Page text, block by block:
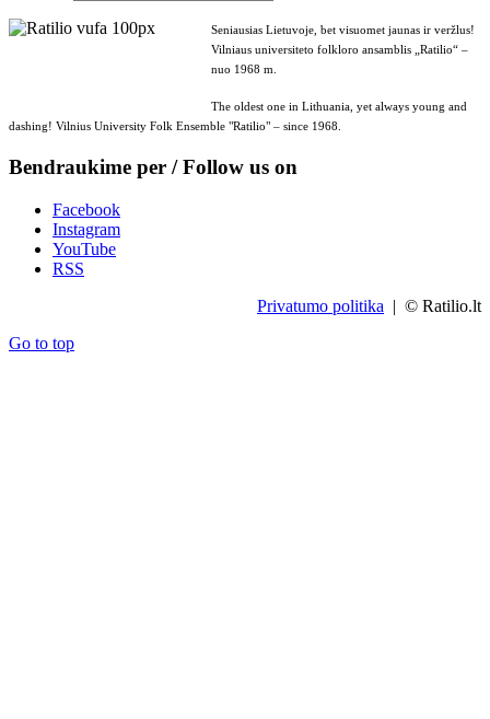
Seniausias Lietuvoje, bet visuomet jaunas ir veržlus!
Vilniaus universiteto folkloro ansamblis „Ratilio“ –
nuo 1968 m.
The oldest one in Lithuania, yet always young and
dashing! Vilnius University Folk Ensemble "Ratilio" – since 1968.
Bendraukime per / Follow us on
Facebook
Instagram
YouTube
RSS
Privatumo politika | © Ratilio.lt
Go to top